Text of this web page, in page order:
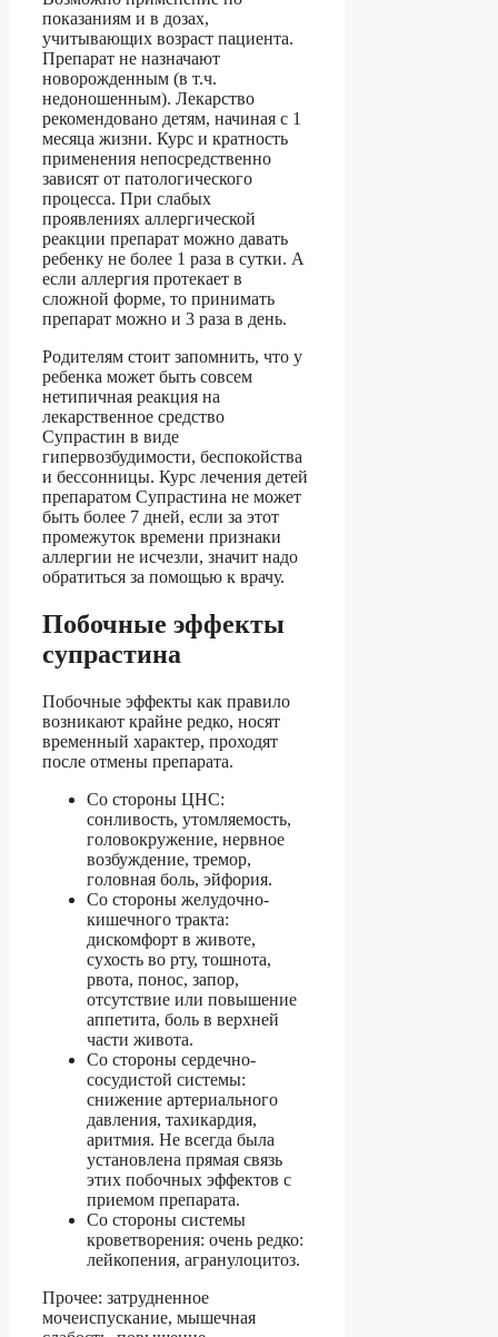
показаниям и в дозах,
учитывающих возраст пациента.
Препарат не назначают
новорожденным (в т.ч.
недоношенным). Лекарство
рекомендовано детям, начиная с 1
месяца жизни. Курс и кратность
применения непосредственно
зависят от патологического
процесса. При слабых
проявлениях аллергической
реакции препарат можно давать
ребенку не более 1 раза в сутки. А
если аллергия протекает в
сложной форме, то принимать
препарат можно и 3 раза в день.
Родителям стоит запомнить, что у
ребенка может быть совсем
нетипичная реакция на
лекарственное средство
Супрастин в виде
гипервозбудимости, беспокойства
и бессонницы. Курс лечения детей
препаратом Супрастина не может
быть более 7 дней, если за этот
промежуток времени признаки
аллергии не исчезли, значит надо
обратиться за помощью к врачу.
Побочные эффекты
супрастина
Побочные эффекты как правило
возникают крайне редко, носят
временный характер, проходят
после отмены препарата.
Со стороны ЦНС:
сонливость, утомляемость,
головокружение, нервное
возбуждение, тремор,
головная боль, эйфория.
Со стороны желудочно-
кишечного тракта:
дискомфорт в животе,
сухость во рту, тошнота,
рвота, понос, запор,
отсутствие или повышение
аппетита, боль в верхней
части живота.
Со стороны сердечно-
сосудистой системы:
снижение артериального
давления, тахикардия,
аритмия. Не всегда была
установлена прямая связь
этих побочных эффектов с
приемом препарата.
Со стороны системы
кроветворения: очень редко:
лейкопения, агранулоцитоз.
Прочее: затрудненное
мочеиспускание, мышечная